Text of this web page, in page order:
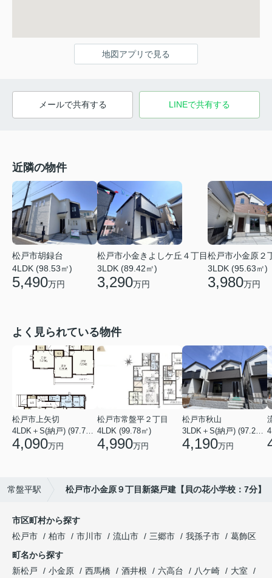
地図アプリで見る
メールで共有する LINEで共有する
近隣の物件
松戸市胡録台
4LDK (98.53㎡)
5,490万円
松戸市小金きよしケ丘４丁目
3LDK (89.42㎡)
3,290万円
松戸市小金原２
3LDK (95.63㎡)
3,980万円
よく見られている物件
松戸市上矢切
4LDK＋S(納戸) (97.71㎡)
4,090万円
松戸市常盤平２丁目
4LDK (99.78㎡)
4,990万円
松戸市秋山
3LDK＋S(納戸) (97.29㎡)
4,190万円
常盤平駅 松戸市小金原９丁目新築戸建【貝の花小学校：7分】
市区町村から探す
松戸市
柏市 市川市 流山市 三郷市 我孫子市
葛飾区
町名から探す
新松戸
小金原 西馬橋 酒井根 六高台 八ケ崎
大室